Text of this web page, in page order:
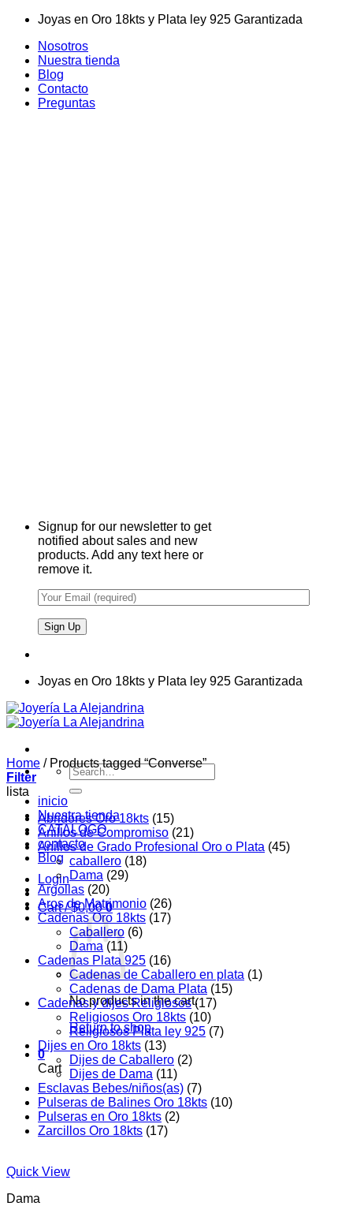
Skip
content
Joyas en Oro 18kts y Plata ley 925 Garantizada
Nosotros
Nuestra tienda
Blog
Contacto
Preguntas
Signup for our newsletter to get
notified about sales and new
products. Add any text here or
remove it.
Joyas en Oro 18kts y Plata ley 925 Garantizada
Search
for:
inicio
Nuestra tienda
CATALOGO
contacto
Blog
Login
Cart /$0,00 0
No products in the cart.
Return to shop
0
Cart
Home /Products tagged “Converse”
Filter
lista
Abridores Oro 18kts (15)
Anillos de Compromiso (21)
Anillos de Grado Profesional Oro o Plata (45)
caballero (18)
Dama (29)
Argollas (20)
Aros de Matrimonio (26)
Cadenas Oro 18kts (17)
Caballero (6)
Dama (11)
Cadenas Plata 925 (16)
Cadenas de Caballero en plata (1)
Cadenas de Dama Plata (15)
Cadenas y dijes Religiosos (17)
Religiosos Oro 18kts (10)
Religiosos Plata ley 925 (7)
Dijes en Oro 18kts (13)
Dijes de Caballero (2)
Dijes de Dama (11)
Esclavas Bebes/niños(as) (7)
Pulseras de Balines Oro 18kts (10)
Pulseras en Oro 18kts (2)
Zarcillos Oro 18kts (17)
Quick View
Dama